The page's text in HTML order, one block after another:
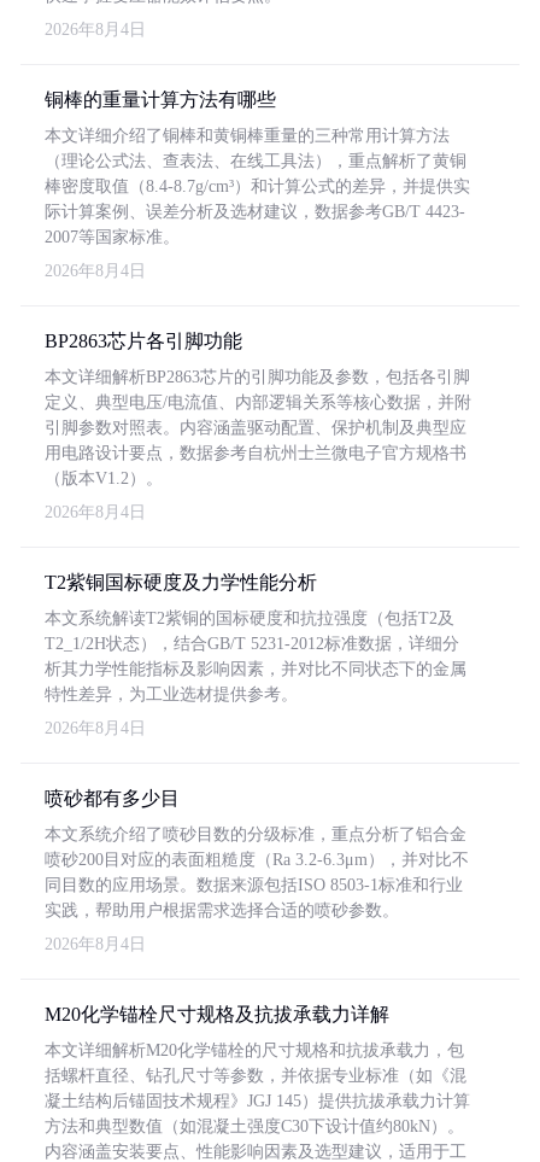
2026年8月4日
铜棒的重量计算方法有哪些
本文详细介绍了铜棒和黄铜棒重量的三种常用计算方法
（理论公式法、查表法、在线工具法），重点解析了黄铜
棒密度取值（8.4-8.7g/cm³）和计算公式的差异，并提供实
际计算案例、误差分析及选材建议，数据参考GB/T 4423-
2007等国家标准。
2026年8月4日
BP2863芯片各引脚功能
本文详细解析BP2863芯片的引脚功能及参数，包括各引脚
定义、典型电压/电流值、内部逻辑关系等核心数据，并附
引脚参数对照表。内容涵盖驱动配置、保护机制及典型应
用电路设计要点，数据参考自杭州士兰微电子官方规格书
（版本V1.2）。
2026年8月4日
T2紫铜国标硬度及力学性能分析
本文系统解读T2紫铜的国标硬度和抗拉强度（包括T2及
T2_1/2H状态），结合GB/T 5231-2012标准数据，详细分
析其力学性能指标及影响因素，并对比不同状态下的金属
特性差异，为工业选材提供参考。
2026年8月4日
喷砂都有多少目
本文系统介绍了喷砂目数的分级标准，重点分析了铝合金
喷砂200目对应的表面粗糙度（Ra 3.2-6.3μm），并对比不
同目数的应用场景。数据来源包括ISO 8503-1标准和行业
实践，帮助用户根据需求选择合适的喷砂参数。
2026年8月4日
M20化学锚栓尺寸规格及抗拔承载力详解
本文详细解析M20化学锚栓的尺寸规格和抗拔承载力，包
括螺杆直径、钻孔尺寸等参数，并依据专业标准（如《混
凝土结构后锚固技术规程》JGJ 145）提供抗拔承载力计算
方法和典型数值（如混凝土强度C30下设计值约80kN）。
内容涵盖安装要点、性能影响因素及选型建议，适用于工